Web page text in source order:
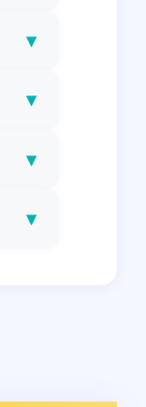
▾
▾
▾
▾